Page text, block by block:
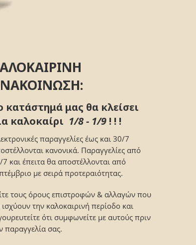
κατάστημά μας θα κλείσει
καλοκαίρι 1/8 - 1/9 ! ! !
παραγγελίες έως και 30/7
κανονικά. Παραγγελίες από
και έπειτα θα αποστέλλονται από
με σειρά προτεραιότητας.
τους όρους επιστροφών & αλλαγών που
την καλοκαιρινή περίοδο και
ότι συμφωνείτε με αυτούς πριν
παραγγελία σας.